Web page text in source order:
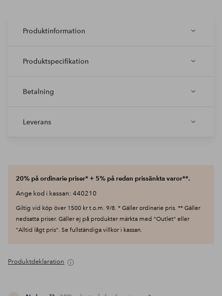
Produktinformation
Produktspecifikation
Betalning
Leverans
20% på ordinarie priser* + 5% på redan prissänkta varor**.
Ange kod i kassan: 440210
Giltig vid köp över 1500 kr t.o.m. 9/8. * Gäller ordinarie pris. ** Gäller
nedsatta priser. Gäller ej på produkter märkta med "Outlet" eller
"Alltid lågt pris". Se fullständiga villkor i kassan.
Produktdeklaration